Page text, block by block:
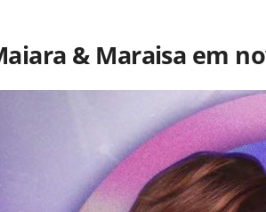
& Maraisa em